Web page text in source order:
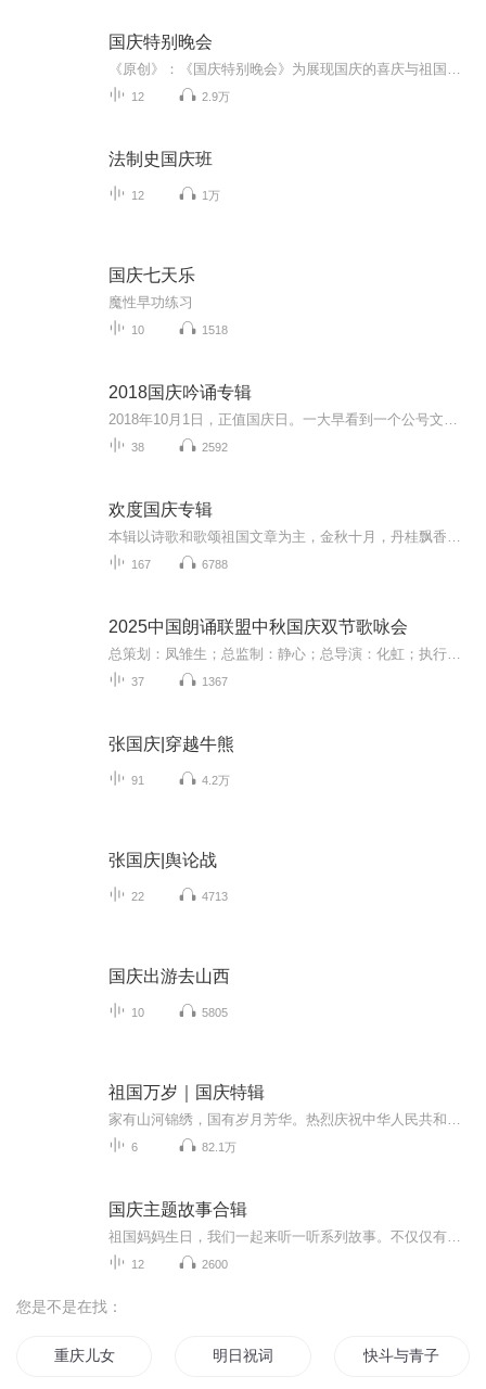
国庆特别晚会
12 2.9万
法制史国庆班
12 1万
国庆七天乐
魔性早功练习
10 1518
2018国庆吟诵专辑
38 2592
欢度国庆专辑
167 6788
2025中国朗诵联盟中秋国庆双节歌咏会
37 1367
张国庆|穿越牛熊
91 4.2万
张国庆|舆论战
22 4713
国庆出游去山西
10 5805
祖国万岁｜国庆特辑
6 82.1万
国庆主题故事合辑
12 2600
您是不是在找：
重庆儿女 明日祝词 快斗与青子的情